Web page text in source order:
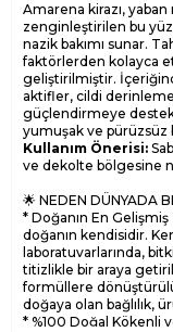
Amarena kirazı,
zenginleştirilen bu
nazik bakımı sunar.
faktörlerden kolayca
geliştirilmiştir.
aktifler, cildi
güçlendirmeye destek
yumuşak ve
Kullanım Önerisi:
ve dekolte bölgesine
🌟 NEDEN DÜNYADA
* Doğanın En
doğanın kendisidir.
laboratuvarlarında,
titizlikle bir araya
formüllere
doğaya olan bağlılık,
* %100 Doğal Kökenli